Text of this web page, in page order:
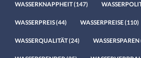
WASSERKNAPPHEIT(147)
WASSERPREIS(44) WASSERPREISE(110)
WASSERQUALITÄT(24) WASSERSPAREN